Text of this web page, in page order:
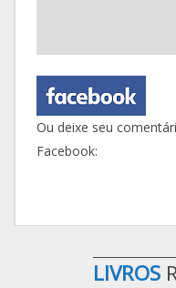
Ou deixe seu
Facebook:
LIVROS